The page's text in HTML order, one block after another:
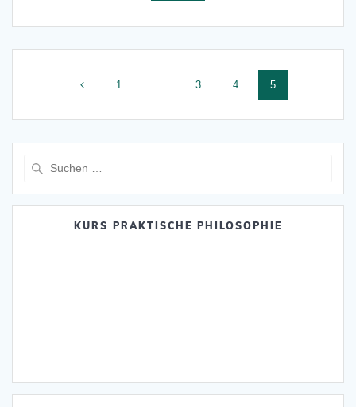
Seite
1 Seite
3 Seite
4 Seite
5
KURS PRAKTISCHE PHILOSOPHIE